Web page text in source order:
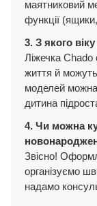
маятниковий
функції
3. З якого
Ліжечка Chado
життя й
моделей
дитина
4. Чи можна
Звісно!
організуємо
надамо